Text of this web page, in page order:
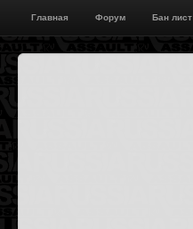
Главная Форум Бан лист